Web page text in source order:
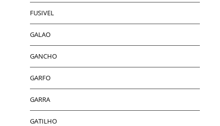
FUSIVEL
GALAO
GANCHO
GARFO
GARRA
GATILHO